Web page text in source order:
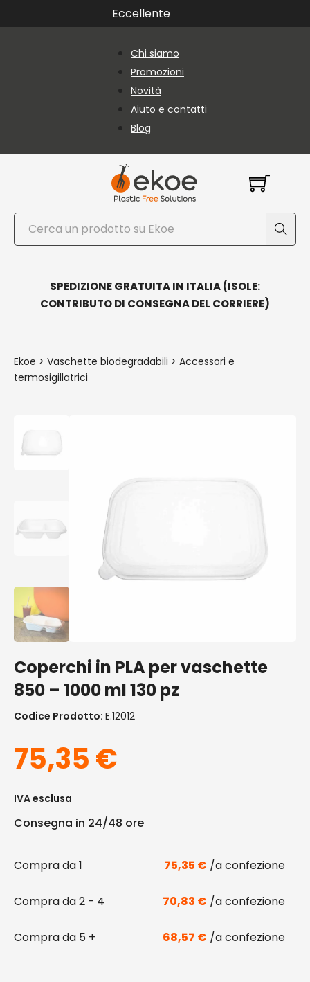
Vai al contenuto principale
Vai al piè di paginaEccellente
Chi siamo
Promozioni
Novità
Aiuto e contatti
Blog
Cerca
SPEDIZIONE GRATUITA IN ITALIA (ISOLE:
CONTRIBUTO DI CONSEGNA DEL CORRIERE)
Ekoe > Vaschette biodegradabili > Accessori e
termosigillatrici
Coperchi in PLA per vaschette
850 – 1000 ml 130 pz
Codice Prodotto: E.12012
75,35€
IVA esclusa
Consegna in 24/48 ore
1 75,35 €
2 - 4 70,83 €
5 + 68,57 €